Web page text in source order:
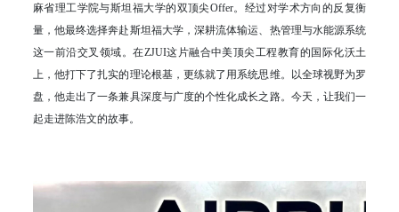
麻省理工学院与斯坦福大学的双顶尖Offer。经过对学术方向的反复衡
量，他最终选择奔赴斯坦福大学，深耕流体输运、热管理与水能源系统
这一前沿交叉领域。在ZJUI这片融合中美顶尖工程教育的国际化沃土
上，他打下了扎实的理论根基，更练就了用系统思维。以全球视野为罗
盘，他走出了一条兼具深度与广度的个性化成长之路。今天，让我们一
起走进陈浩文的故事。